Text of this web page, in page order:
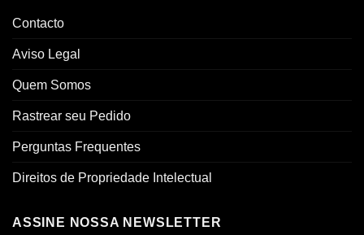
Contacto
Aviso Legal
Quem Somos
Rastrear seu Pedido
Perguntas Frequentes
Direitos de Propriedade Intelectual
ASSINE NOSSA NEWSLETTER